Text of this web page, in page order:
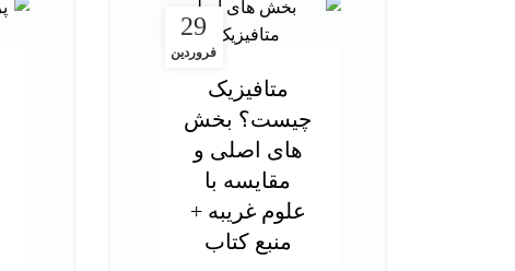
29
فروردین
متافیزیک
چیست؟ بخش
های اصلی و
مقایسه با
علوم غریبه +
منبع کتاب